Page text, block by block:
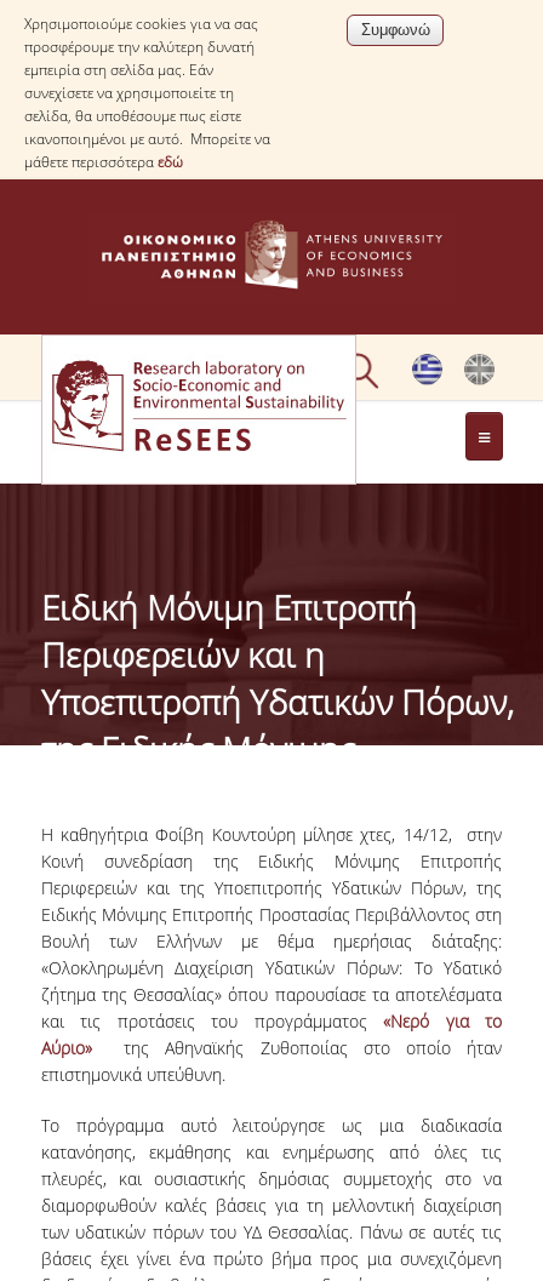
Χρησιμοποιούμε cookies για να σας
προσφέρουμε την καλύτερη δυνατή
εμπειρία στη σελίδα μας. Εάν
συνεχίσετε να χρησιμοποιείτε τη
σελίδα, θα υποθέσουμε πως είστε
ικανοποιημένοι με αυτό. Μπορείτε να
μάθετε περισσότεραεδώ
ΣΧΕΤΙΚΑ
PROJECTS
ΝΕΑ
ΔΗΜΟΣΙΕΥΣΕΙΣ
PROFESSIONAL COURSE
ΣΧΕΤΙΚΑ
ΕΚΠΑΙΔΕΥΤΕΣ
ΘΕΜΑΤΙΚΕΣ ΕΝΟΤΗΤΕΣ
ΑΙΤΗΣΕΙΣ
ΜΕΤΑΠΤΥΧΙΑΚΑ ΠΡΟΓΡΑΜΜΑΤΑ
ΠΜΣ ΟΙΚΟΝΟΜΙΚΑ ΚΑΙ ΔΙΚΑΙΟ ΣΤΙΣ
ΕΝΕΡΓΕΙΑΚΕΣ ΑΓΟΡΕΣ
Ειδική Μόνιμη Επιτροπή
Περιφερειών και η
Υποεπιτροπή Υδατικών Πόρων,
της Ειδικής Μόνιμης
Περιβάλλοντος
Η καθηγήτρια Φοίβη Κουντούρη μίλησε χτες, 14/12, στην
Κοινή συνεδρίαση της Ειδικής Μόνιμης Επιτροπής
Περιφερειών και της Υποεπιτροπής Υδατικών Πόρων, της
Ειδικής Μόνιμης Επιτροπής Προστασίας Περιβάλλοντος στη
Βουλή των Ελλήνων με θέμα ημερήσιας διάταξης:
«Ολοκληρωμένη Διαχείριση Υδατικών Πόρων: Το Υδατικό
ζήτημα της Θεσσαλίας» όπου παρουσίασε τα αποτελέσματα
και τις προτάσεις του προγράμματος«Νερό για το
Αύριο»της Αθηναϊκής Ζυθοποιίας στο οποίο ήταν
επιστημονικά υπεύθυνη.
Το πρόγραμμα αυτό λειτούργησε ως μια διαδικασία
κατανόησης, εκμάθησης και ενημέρωσης από όλες τις
πλευρές, και ουσιαστικής δημόσιας συμμετοχής στο να
διαμορφωθούν καλές βάσεις για τη μελλοντική διαχείριση
των υδατικών πόρων του ΥΔ Θεσσαλίας. Πάνω σε αυτές τις
βάσεις έχει γίνει ένα πρώτο βήμα προς μια συνεχιζόμενη